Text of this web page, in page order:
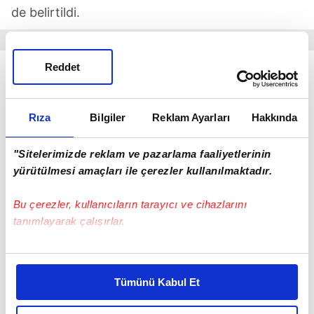
Rıza Bilgiler Reklam Ayarları Hakkında
"Sitelerimizde reklam ve pazarlama faaliyetlerinin
yürütülmesi amaçları ile çerezler kullanılmaktadır.
Bu çerezler, kullanıcıların tarayıcı ve cihazlarını
tanımlayarak çalışırlar.
Bu çerezlere izin vermeniz halinde sizlere özel
daha iyi reklam deneyimi yaşatabiliriz. Bunu yaparken
amacımızın size daha iyi bir reklam deneyimi sunmak
Tümünü Kabul Et
Reddet
de belirtildi.
NE OLMUŞTU?